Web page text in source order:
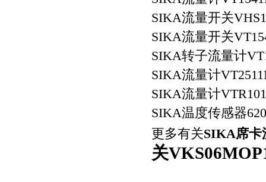
SIKA流量开关
SIKA流量开关
SIKA转子流量计
SIKA流量计
SIKA流量计
SIKA温度传感器
更多有关SIKA席卡
关